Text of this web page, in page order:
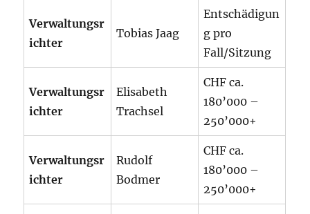
Verwaltungsr
ichter
Tobias Jaag
Entschädigun
g pro
Fall/Sitzung
Verwaltungsr
ichter
Elisabeth
Trachsel
CHF ca.
180’000 –
250’000+
Verwaltungsr
ichter
Rudolf
Bodmer
CHF ca.
180’000 –
250’000+